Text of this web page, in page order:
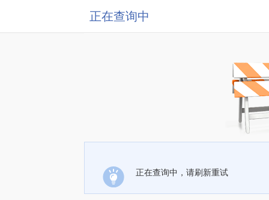
正在查询中
正在查询中，请刷新重试